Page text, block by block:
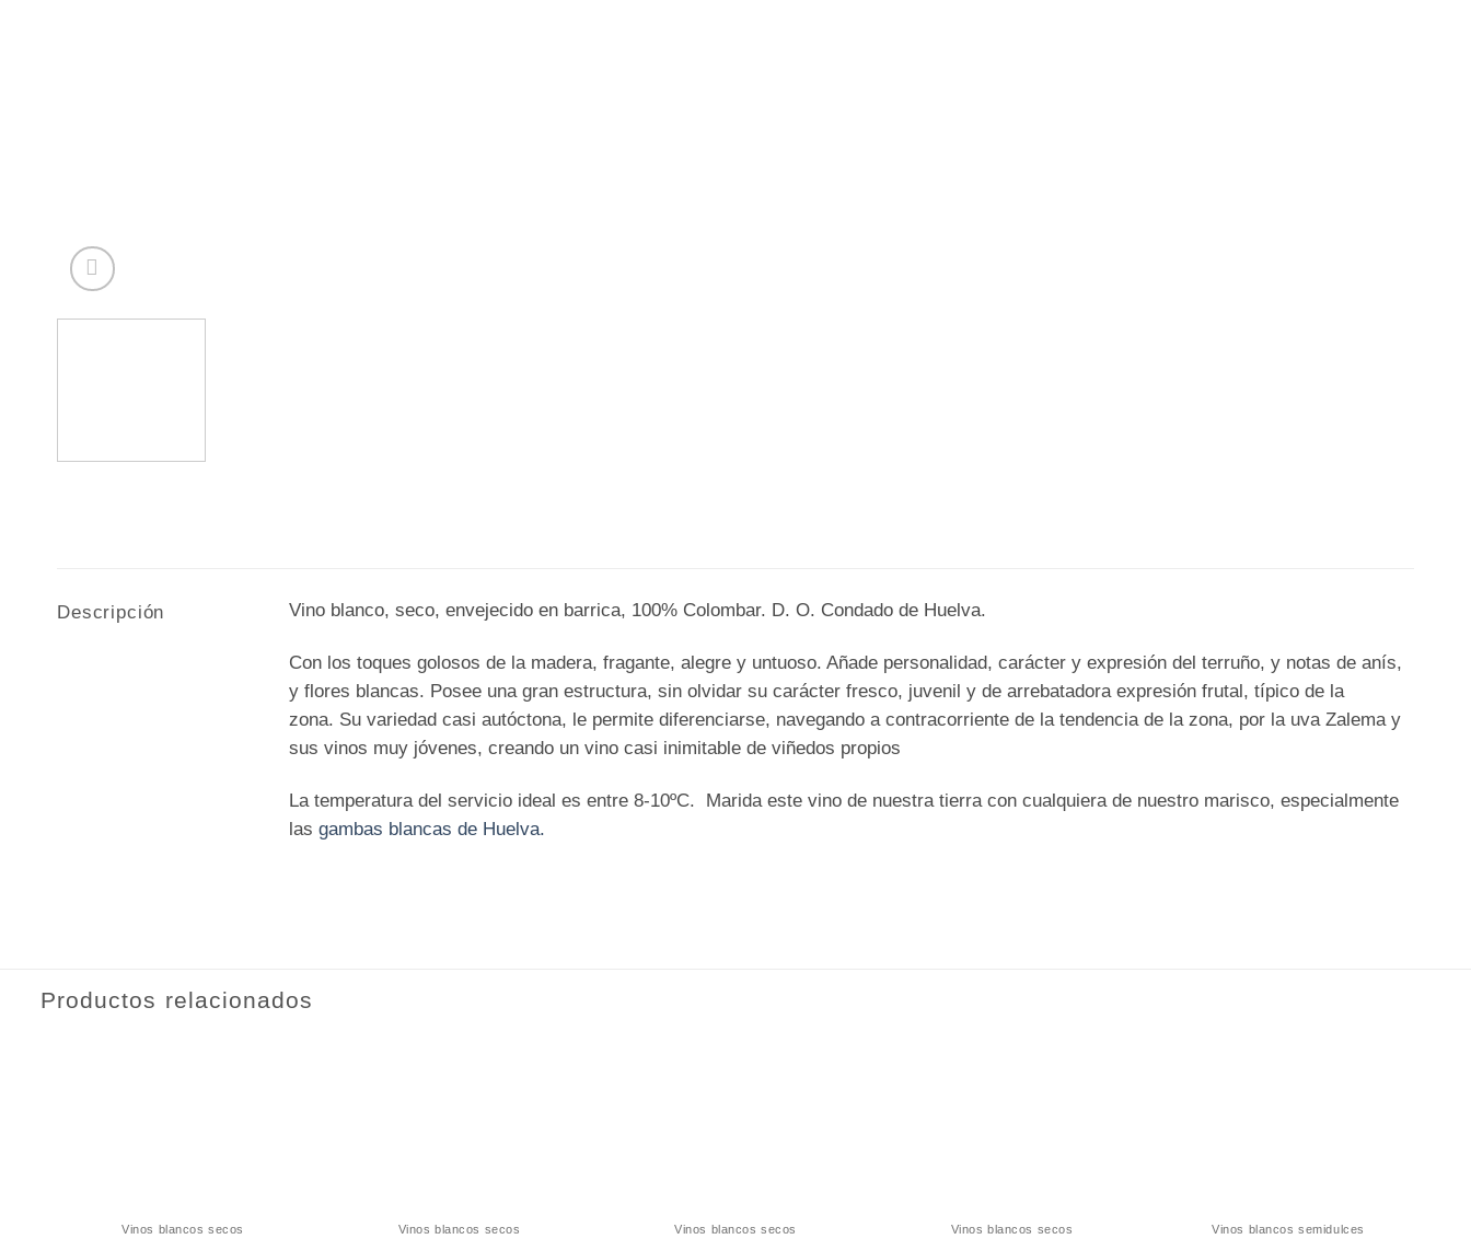
Descripción Vino blanco, seco, envejecido en barrica, 100% Colombar. D. O. Condado de Huelva.
Con los toques golosos de la madera, fragante, alegre y untuoso. Añade personalidad, carácter y expresión del terruño, y notas de anís,
y flores blancas. Posee una gran estructura, sin olvidar su carácter fresco, juvenil y de arrebatadora expresión frutal, típico de la
zona. Su variedad casi autóctona, le permite diferenciarse, navegando a contracorriente de la tendencia de la zona, por la uva Zalema y
sus vinos muy jóvenes, creando un vino casi inimitable de viñedos propios
La temperatura del servicio ideal es entre 8-10ºC. Marida este vino de nuestra tierra con cualquiera de nuestro marisco, especialmente
las gambas blancas de Huelva.
Productos relacionados
Vinos blancos secos Vinos blancos secos Vinos blancos secos Vinos blancos secos Vinos blancos semidulces